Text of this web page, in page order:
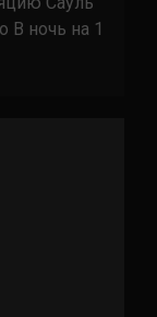
В ночь на 1